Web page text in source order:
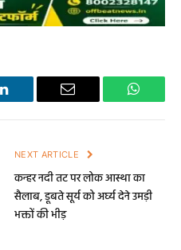
LinkedIn Email
NEXT ARTICLE
कन्हर नदी तट पर लोक आस्था का
सैलाब, डूबते सूर्य को अर्घ्य देने उमड़ी
भक्तों की भीड़